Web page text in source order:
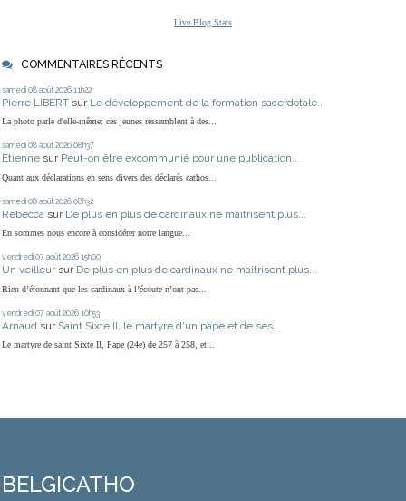
Live Blog Stats
COMMENTAIRES RÉCENTS
samedi 08 août 2026 11h22
Pierre LIBERT sur Le développement de la formation sacerdotale...
La photo parle d'elle-même: ces jeunes ressemblent à des...
samedi 08 août 2026 08h37
Etienne sur Peut-on être excommunié pour une publication...
Quant aux déclarations en sens divers des déclarés cathos...
samedi 08 août 2026 08h32
Rébécca sur De plus en plus de cardinaux ne maîtrisent plus...
En sommes nous encore à considérer notre langue...
vendredi 07 août 2026 15h00
Un veilleur sur De plus en plus de cardinaux ne maîtrisent plus...
Rien d’étonnant que les cardinaux à l’écoute n’ont pas...
vendredi 07 août 2026 10h53
Arnaud sur Saint Sixte II, le martyre d'un pape et de ses...
Le martyre de saint Sixte II, Pape (24e) de 257 à 258, et...
BELGICATHO